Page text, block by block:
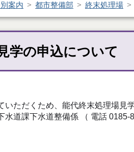
案内 都市整備部 終末処理場
学の申込について
ただくため、能代終末処理場見
道課下水道整備係 （ 電話 0185-